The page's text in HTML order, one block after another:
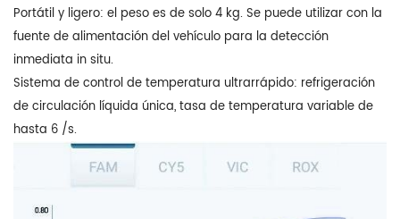
Portátil y ligero: el peso es de solo 4 kg. Se puede utilizar con la
fuente de alimentación del vehículo para la detección
inmediata in situ.
Sistema de control de temperatura ultrarrápido: refrigeración
de circulación líquida única, tasa de temperatura variable de
hasta 6 /s.